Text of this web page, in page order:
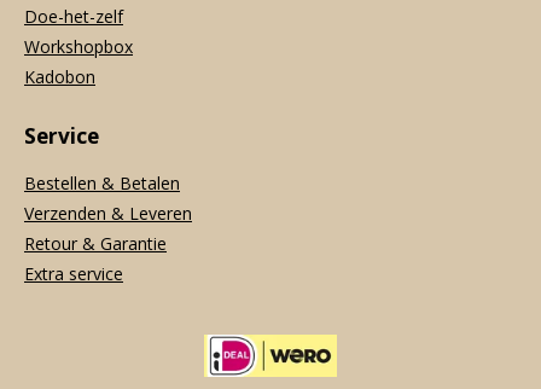
Doe-het-zelf
Workshopbox
Kadobon
Service
Bestellen & Betalen
Verzenden & Leveren
Retour & Garantie
Extra service